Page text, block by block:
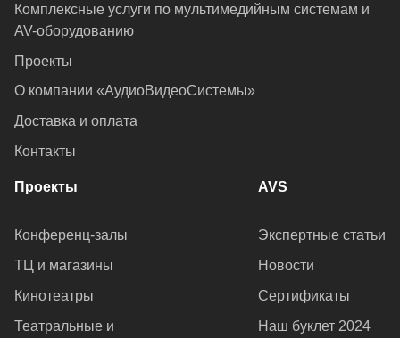
Комплексные услуги по мультимедийным системам и
AV-оборудованию
Проекты
О компании «АудиоВидеоСистемы»
Доставка и оплата
Контакты
Проекты
Конференц-залы
ТЦ и магазины
Кинотеатры
Театральные и
AVS
Экспертные статьи
Новости
Сертификаты
Наш буклет 2024